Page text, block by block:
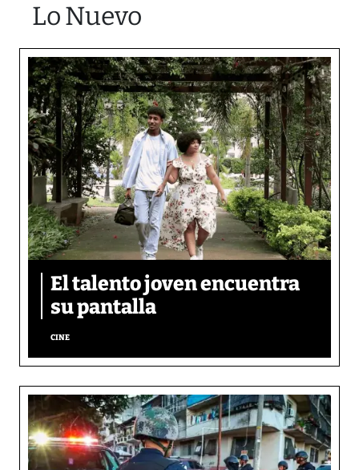
Lo Nuevo
El talento joven encuentra
su pantalla​
CINE